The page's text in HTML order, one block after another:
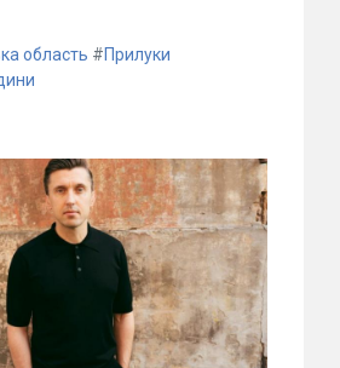
область #Прилуки